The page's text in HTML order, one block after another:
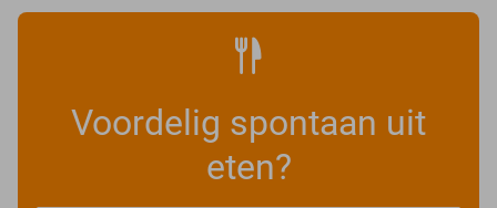
Voordelig spontaan uit
eten?